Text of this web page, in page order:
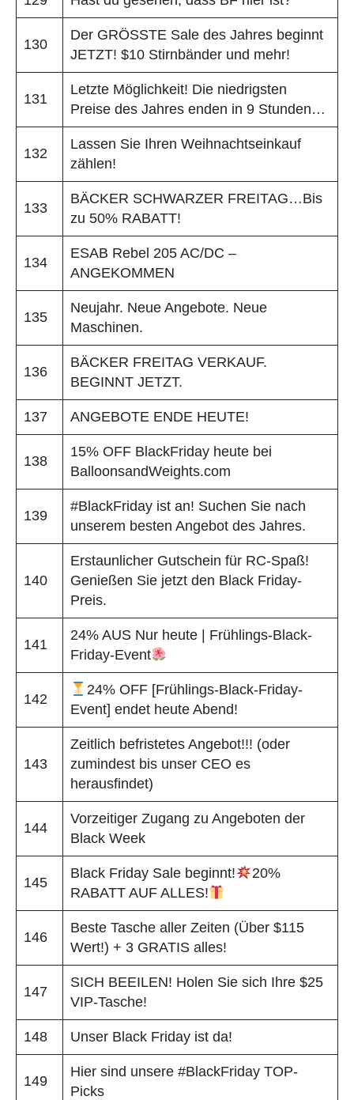
130
Der GRÖSSTE Sale des Jahres beginnt
JETZT! $10 Stirnbänder und mehr!
131
Letzte Möglichkeit! Die niedrigsten
Preise des Jahres enden in 9 Stunden…
132
Lassen Sie Ihren Weihnachtseinkauf
zählen!
133
BÄCKER SCHWARZER FREITAG…Bis
zu 50% RABATT!
134
ESAB Rebel 205 AC/DC –
ANGEKOMMEN
135
Neujahr. Neue Angebote. Neue
Maschinen.
136
BÄCKER FREITAG VERKAUF.
BEGINNT JETZT.
137 ANGEBOTE ENDE HEUTE!
138
15% OFF BlackFriday heute bei
BalloonsandWeights.com
139
#BlackFriday ist an! Suchen Sie nach
unserem besten Angebot des Jahres.
140
Erstaunlicher Gutschein für RC-Spaß!
Genießen Sie jetzt den Black Friday-
Preis.
141
24% AUS Nur heute | Frühlings-Black-
Friday-Event
142
24% OFF [Frühlings-Black-Friday-
Event] endet heute Abend!
143
Zeitlich befristetes Angebot!!! (oder
zumindest bis unser CEO es
herausfindet)
144
Vorzeitiger Zugang zu Angeboten der
Black Week
145
Black Friday Sale beginnt!
20%
RABATT AUF ALLES!
146
Beste Tasche aller Zeiten (Über $115
Wert!) + 3 GRATIS alles!
147
SICH BEEILEN! Holen Sie sich Ihre $25
VIP-Tasche!
148 Unser Black Friday ist da!
149
Hier sind unsere #BlackFriday TOP-
Picks